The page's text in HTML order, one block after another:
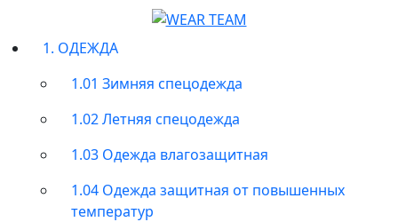
1. ОДЕЖДА
1.01 Зимняя спецодежда
1.02 Летняя спецодежда
1.03 Одежда влагозащитная
1.04 Одежда защитная от повышенных
температур